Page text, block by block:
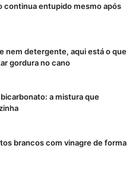
continua entupido mesmo após
nem detergente, aqui está o que
gordura no cano
a mistura que
brancos com vinagre de forma